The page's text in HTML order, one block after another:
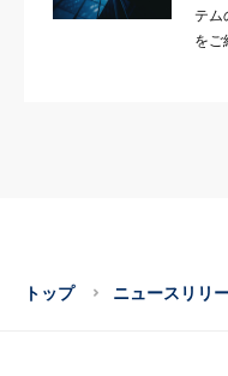
テム
をご
トップ ニュースリリ